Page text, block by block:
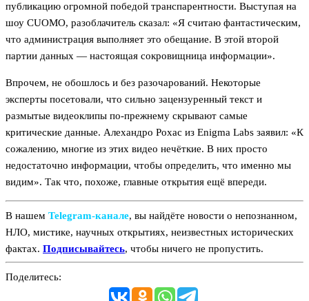
публикацию огромной победой транспарентности. Выступая на
шоу CUOMO, разоблачитель сказал: «Я считаю фантастическим,
что администрация выполняет это обещание. В этой второй
партии данных — настоящая сокровищница информации».
Впрочем, не обошлось и без разочарований. Некоторые
эксперты посетовали, что сильно зацензуренный текст и
размытые видеоклипы по-прежнему скрывают самые
критические данные. Алехандро Рохас из Enigma Labs заявил: «К
сожалению, многие из этих видео нечёткие. В них просто
недостаточно информации, чтобы определить, что именно мы
видим». Так что, похоже, главные открытия ещё впереди.
В нашем Telegram‑канале, вы найдёте новости о непознанном,
НЛО, мистике, научных открытиях, неизвестных исторических
фактах. Подписывайтесь, чтобы ничего не пропустить.
Поделитесь: